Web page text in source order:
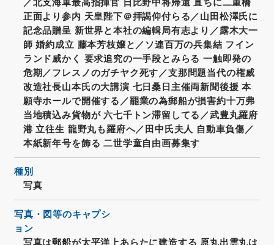
正面より参内 天皇陛下＠拝謁仰付らる／山田松澤氏に
記念品贈呈 新世界と本社の編輯局有志より／露木大一
師 婚約成立 藤本芳枝嬢と／ソ連百万の兵集結 フイン
ランド威かく 要求追究の一手段とみらる 一触即発の
危期／フレスノのガチヤク死す／支那問題当代の権威
改造社長山本氏の大講演 七日桑日主催両新聞後援 本
願寺ホールで開催する／罷業の為郵船が損害約十万弗
当地積込み貨物が 六七千トン滞留してる／武豊丸羅府
港 立往生 龍野丸も羅府へ／田中氏夫人 自動車負傷／
本紙新年号を飾る 二世学童自由画募集す
種別
写真
写真・図等のキャプシ
ョン
写真は郵船が太平洋上あらたに建造する 原丸出雲丸は